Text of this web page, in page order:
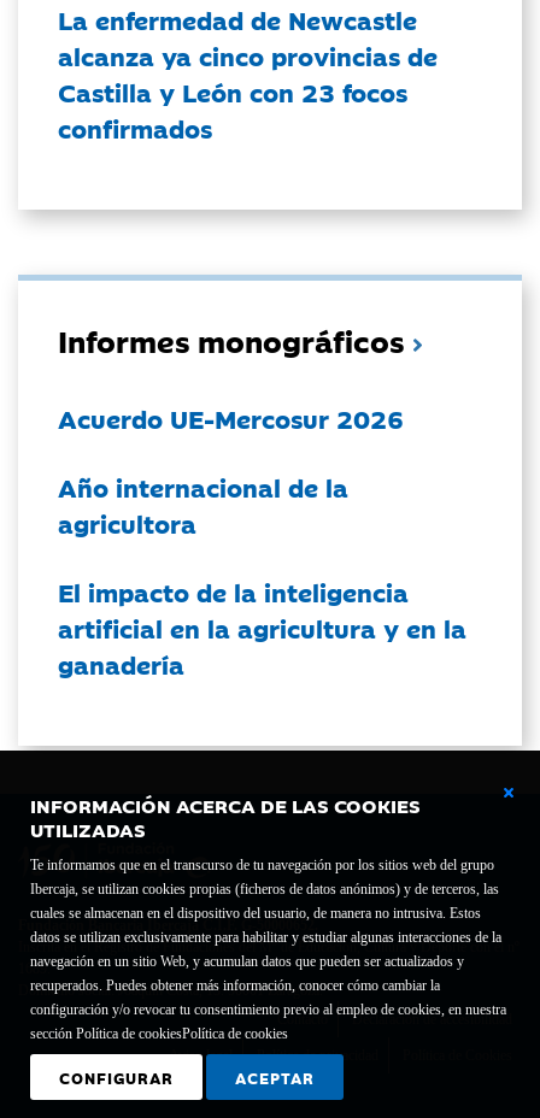
INFORMACIÓN ACERCA DE LAS COOKIES
UTILIZADAS
Te informamos que en el transcurso de tu navegación por los sitios web del grupo
Ibercaja, se utilizan cookies propias (ficheros de datos anónimos) y de terceros, las
cuales se almacenan en el dispositivo del usuario, de manera no intrusiva. Estos
datos se utilizan exclusivamente para habilitar y estudiar algunas interacciones de la
navegación en un sitio Web, y acumulan datos que pueden ser actualizados y
recuperados. Puedes obtener más información, conocer cómo cambiar la
configuración y/o revocar tu consentimiento previo al empleo de cookies, en nuestra
sección Política de cookiesPolítica de cookies
CONFIGURAR ACEPTAR
La enfermedad de Newcastle
alcanza ya cinco provincias de
Castilla y León con 23 focos
confirmados
Informes monográficos
Acuerdo UE-Mercosur 2026
Año internacional de la
agricultora
El impacto de la inteligencia
artificial en la agricultura y en la
ganadería
Fundación Bancaria Ibercaja C.I.F. G-50000652.
Inscrita en el Registro de Fundaciones del Mº de Educación, Cultura y Deporte con el nº
1689.
Domicilio social: Joaquín Costa, 13. 50001 Zaragoza.
Contacto
Declaración de accesibilidad
Aviso legal Política de privacidad